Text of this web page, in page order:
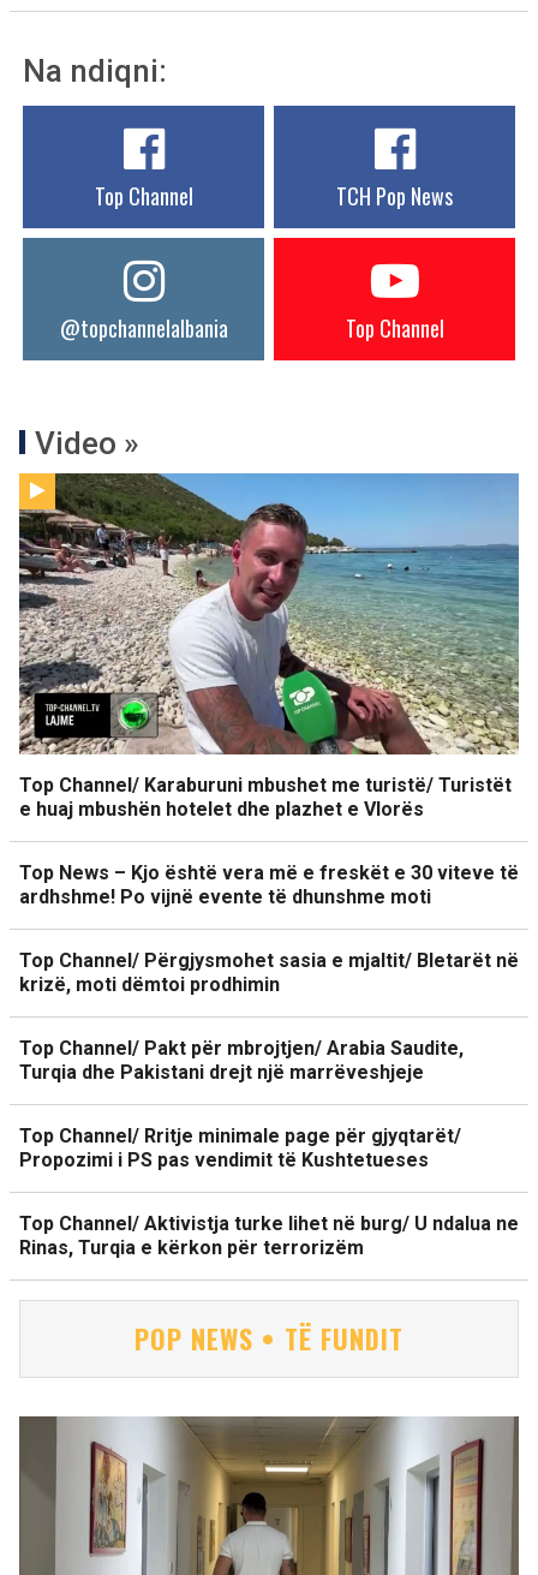
Na ndiqni:
Top Channel TCH Pop News
@topchannelalbania Top Channel
Video »
Top Channel/ Karaburuni mbushet me turistë/ Turistët
e huaj mbushën hotelet dhe plazhet e Vlorës
Top News – Kjo është vera më e freskët e 30 viteve të
ardhshme! Po vijnë evente të dhunshme moti
Top Channel/ Përgjysmohet sasia e mjaltit/ Bletarët në
krizë, moti dëmtoi prodhimin
Top Channel/ Pakt për mbrojtjen/ Arabia Saudite,
Turqia dhe Pakistani drejt një marrëveshjeje
Top Channel/ Rritje minimale page për gjyqtarët/
Propozimi i PS pas vendimit të Kushtetueses
Top Channel/ Aktivistja turke lihet në burg/ U ndalua ne
Rinas, Turqia e kërkon për terrorizëm
POP NEWS • TË FUNDIT